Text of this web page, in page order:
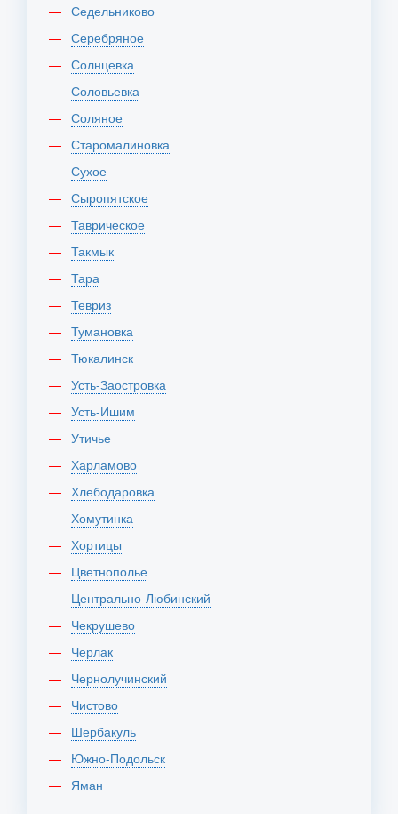
Седельниково
Серебряное
Солнцевка
Соловьевка
Соляное
Старомалиновка
Сухое
Сыропятское
Таврическое
Такмык
Тара
Тевриз
Тумановка
Тюкалинск
Усть-Заостровка
Усть-Ишим
Утичье
Харламово
Хлебодаровка
Хомутинка
Хортицы
Цветнополье
Центрально-Любинский
Чекрушево
Черлак
Чернолучинский
Чистово
Шербакуль
Южно-Подольск
Яман